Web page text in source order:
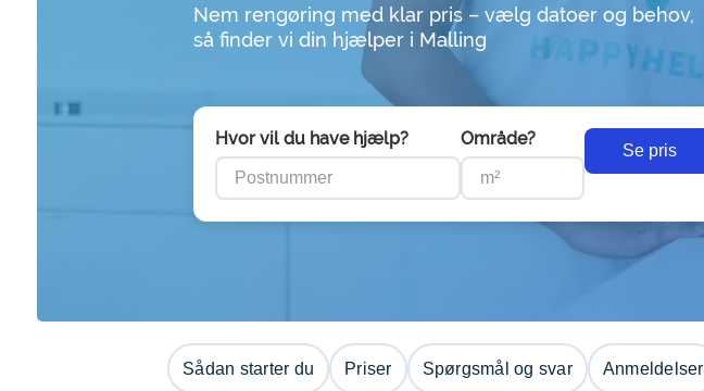
Nem rengøring med klar pris – vælg datoer og behov,
så finder vi din hjælper i Malling
Hvor vil du have hjælp? Område?
Se pris
Sådan starter du Priser Spørgsmål og svar Anmeldelser